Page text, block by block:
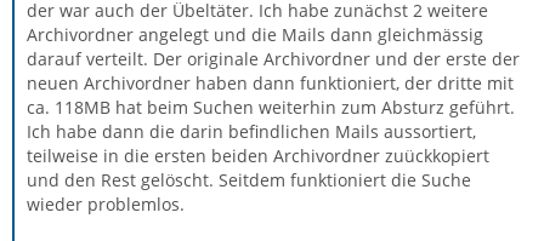
der war auch der Übeltäter. Ich habe zunächst 2 weitere
Archivordner angelegt und die Mails dann gleichmässig
darauf verteilt. Der originale Archivordner und der erste der
neuen Archivordner haben dann funktioniert, der dritte mit
ca. 118MB hat beim Suchen weiterhin zum Absturz geführt.
Ich habe dann die darin befindlichen Mails aussortiert,
teilweise in die ersten beiden Archivordner zuückkopiert
und den Rest gelöscht. Seitdem funktioniert die Suche
wieder problemlos.